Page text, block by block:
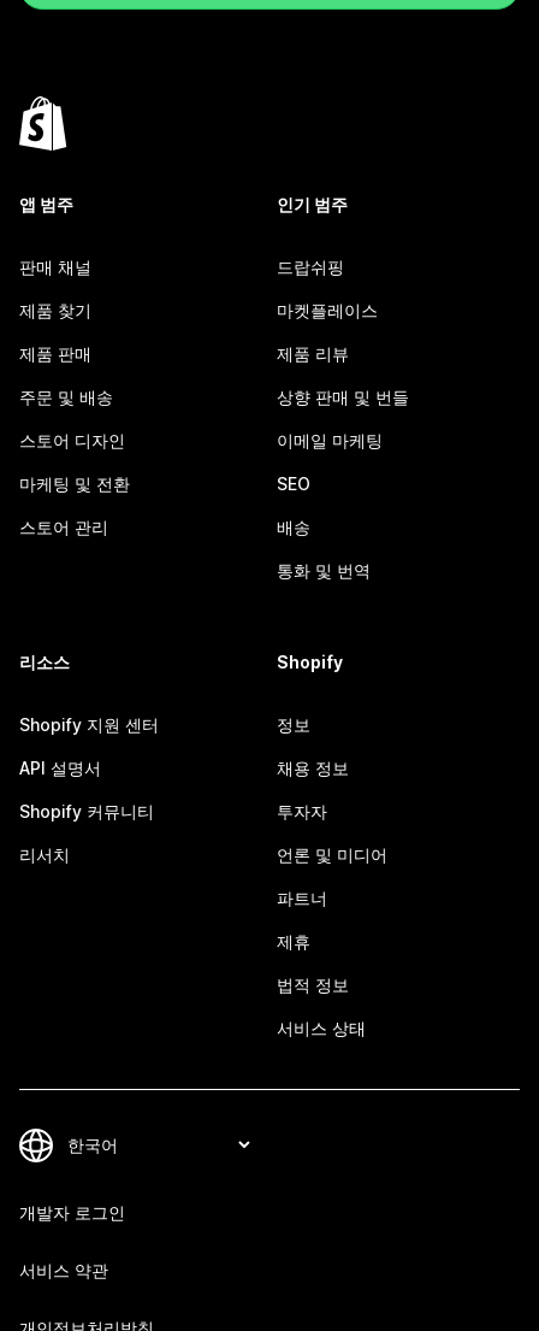
앱 범주
판매 채널
제품 찾기
제품 판매
주문 및 배송
스토어 디자인
마케팅 및 전환
스토어 관리
인기 범주
드랍쉬핑
마켓플레이스
제품 리뷰
상향 판매 및 번들
이메일 마케팅
SEO
배송
통화 및 번역
리소스
Shopify 지원 센터
API 설명서
Shopify 커뮤니티
리서치
Shopify
정보
채용 정보
투자자
언론 및 미디어
파트너
제휴
법적 정보
서비스 상태
개발자 로그인
서비스 약관